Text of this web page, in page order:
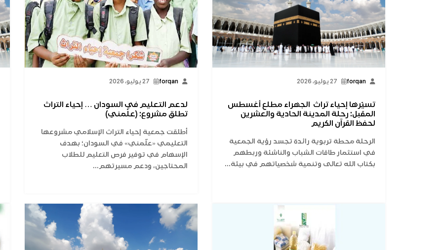
forqan 27 يوليو، 2026
تسيّرها إحياء تراث الجهراء مطلع أغسطس
المقبل: رحلة المدينة الحادية والعشرين
لحفظ القرآن الكريم
الرحلة محطة تربوية رائدة تجسد رؤية الجمعية
في استثمار طاقات الشباب والناشئة وربطهم
بكتاب الله تعالى وتنمية شخصياتهم في بيئة...
forqan 27 يوليو، 2026
لدعم التعليم في السودان … إحياء التراث
تطلق مشروع: (علّمني)
أطلقت جمعية إحياء التراث الإسلامي مشروعها
التعليمي «علّمني» في السودان؛ بهدف
الإسهام في توفير فرص التعليم للطلاب
المحتاجين، ودعم مسيرتهم...